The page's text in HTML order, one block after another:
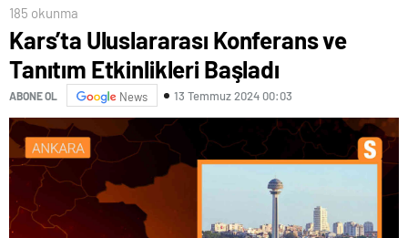
185 okunma
Kars’ta Uluslararası Konferans ve
Tanıtım Etkinlikleri Başladı
ABONE OL News 13 Temmuz 2024 00:03